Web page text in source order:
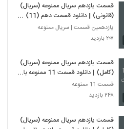
قسمت یازدهم سریال ممنوعه (سریال)
(قانونی) | دانلود قسمت دهم (11)
سریال.
یازدهمین قسمت | سریال ممنوعه
۲۰۷ بازدید
قسمت یازدهم سریال ممنوعه (سریال)
(کامل) | دانلود قسمت 11 ممنوعه با
اینترنت نیم بها دانلود کن
قسمت 11 ممنوعه
۲۴۸ بازدید
قسمت یازدهم سریال ممنوعه (سریال)